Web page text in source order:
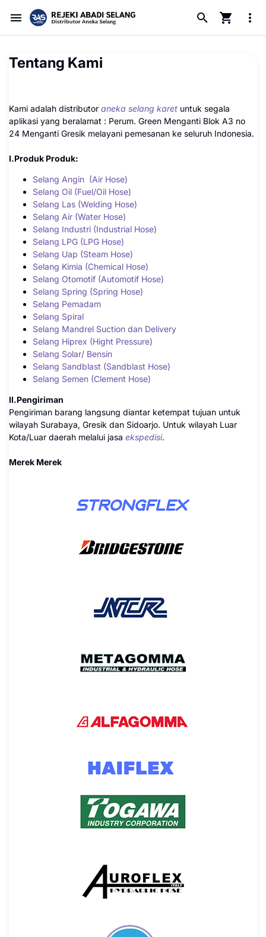
Tentang Kami
Kami adalah distributor aneka selang karet untuk segala
aplikasi yang beralamat : Perum. Green Menganti Blok A3 no
24 Menganti Gresik melayani pemesanan ke seluruh Indonesia.
I.Produk Produk:
Selang Angin (Air Hose)
Selang Oil (Fuel/Oil Hose)
Selang Las (Welding Hose)
Selang Air (Water Hose)
Selang Industri (Industrial Hose)
Selang LPG (LPG Hose)
Selang Uap (Steam Hose)
Selang Kimia (Chemical Hose)
Selang Otomotif (Automotif Hose)
Selang Spring (Spring Hose)
Selang Pemadam
Selang Spiral
Selang Mandrel Suction dan Delivery
Selang Hiprex (Hight Pressure)
Selang Solar/ Bensin
Selang Sandblast (Sandblast Hose)
Selang Semen (Clement Hose)
II.Pengiriman
Pengiriman barang langsung diantar ketempat tujuan untuk
wilayah Surabaya, Gresik dan Sidoarjo. Untuk wilayah Luar
Kota/Luar daerah melalui jasa ekspedisi.
Merek Merek